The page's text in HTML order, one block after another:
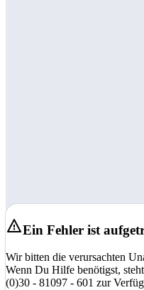
Ein Fehler ist
Wir bitten die verursachten
Wenn Du Hilfe benötigst,
(0)30 - 81097 - 601 zur